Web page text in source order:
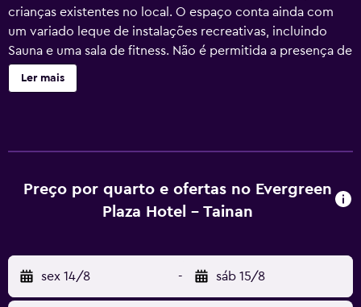
crianças existentes no local. O espaço conta ainda com
um variado leque de instalações recreativas, incluindo
Sauna e uma sala de fitness. Não é permitida a presença de
menores de 14 anos na sala de fitness sem a supervisão de
adultos.
Ler mais
Preço por quarto e ofertas no Evergreen
Plaza Hotel - Tainan
sex 14/8 - sáb 15/8